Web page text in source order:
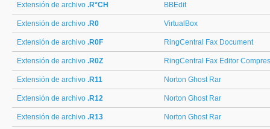
Extensión de archivo .R*CH BBEdit
Extensión de archivo .R0 VirtualBox
Extensión de archivo .R0F RingCentral Fax Document
Extensión de archivo .R0Z RingCentral Fax Editor
Extensión de archivo .R11 Norton Ghost Rar
Extensión de archivo .R12 Norton Ghost Rar
Extensión de archivo .R13 Norton Ghost Rar